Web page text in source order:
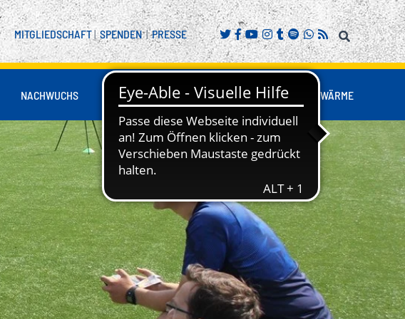
MITGLIEDSCHAFT|SPENDEN|PRESSE
BREITENSPORT
NACHWUCHS FANS BUSINESS NESTWÄRME